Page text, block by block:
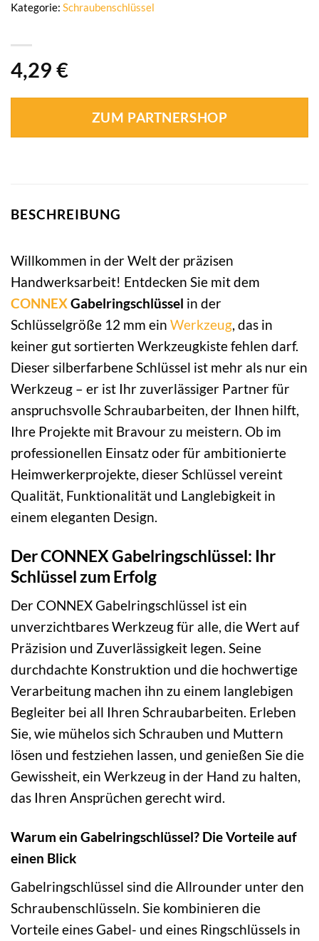
4,29 €
ZUM PARTNERSHOP
Kategorie: Schraubenschlüssel
BESCHREIBUNG
Willkommen in der Welt der präzisen
Handwerksarbeit! Entdecken Sie mit dem
CONNEXGabelringschlüssel in der
Schlüsselgröße 12 mm ein Werkzeug , das in
keiner gut sortierten Werkzeugkiste fehlen darf.
Dieser silberfarbene Schlüssel ist mehr als nur ein
Werkzeug – er ist Ihr zuverlässiger Partner für
anspruchsvolle Schraubarbeiten, der Ihnen hilft,
Ihre Projekte mit Bravour zu meistern. Ob im
professionellen Einsatz oder für ambitionierte
Heimwerkerprojekte, dieser Schlüssel vereint
Qualität, Funktionalität und Langlebigkeit in
einem eleganten Design.
Der CONNEX Gabelringschlüssel: Ihr
Schlüssel zum Erfolg
Der CONNEX Gabelringschlüssel ist ein
unverzichtbares Werkzeug für alle, die Wert auf
Präzision und Zuverlässigkeit legen. Seine
durchdachte Konstruktion und die hochwertige
Verarbeitung machen ihn zu einem langlebigen
Begleiter bei all Ihren Schraubarbeiten. Erleben
Sie, wie mühelos sich Schrauben und Muttern
lösen und festziehen lassen, und genießen Sie die
Gewissheit, ein Werkzeug in der Hand zu halten,
das Ihren Ansprüchen gerecht wird.
Warum ein Gabelringschlüssel? Die Vorteile auf
einen Blick
Gabelringschlüssel sind die Allrounder unter den
Schraubenschlüsseln. Sie kombinieren die
Vorteile eines Gabel- und eines Ringschlüssels in